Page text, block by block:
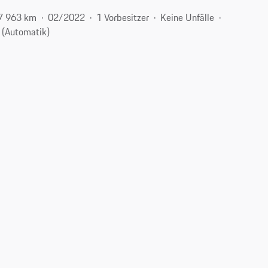
963 km 02/2022 1 Vorbesitzer
Keine Unfälle
(Automatik)